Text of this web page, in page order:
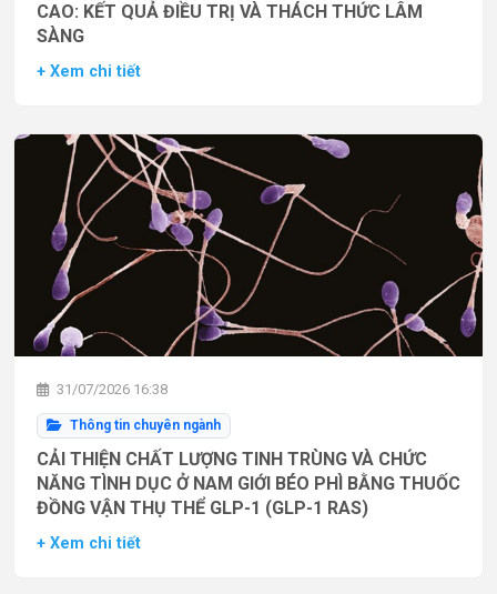
CAO: KẾT QUẢ ĐIỀU TRỊ VÀ THÁCH THỨC LÂM
SÀNG
+ Xem chi tiết
31/07/2026 16:38
Thông tin chuyên ngành
CẢI THIỆN CHẤT LƯỢNG TINH TRÙNG VÀ CHỨC
NĂNG TÌNH DỤC Ở NAM GIỚI BÉO PHÌ BẰNG THUỐC
ĐỒNG VẬN THỤ THỂ GLP-1 (GLP-1 RAS)
+ Xem chi tiết